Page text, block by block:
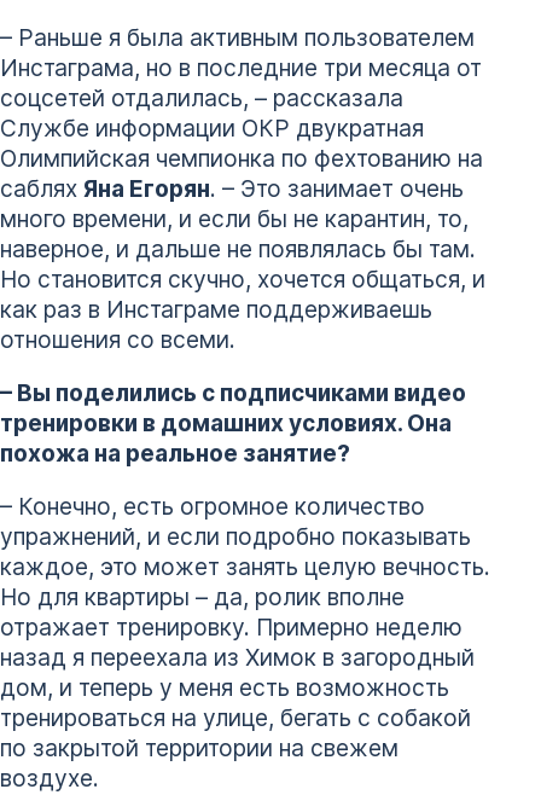
– Раньше я была активным пользователем
Инстаграма, но в последние три месяца от
соцсетей отдалилась, – рассказала
Службе информации ОКР двукратная
Олимпийская чемпионка по фехтованию на
саблях Яна Егорян. – Это занимает очень
много времени, и если бы не карантин, то,
наверное, и дальше не появлялась бы там.
Но становится скучно, хочется общаться, и
как раз в Инстаграме поддерживаешь
отношения со всеми.
– Вы поделились с подписчиками видео
тренировки в домашних условиях. Она
похожа на реальное занятие?
– Конечно, есть огромное количество
упражнений, и если подробно показывать
каждое, это может занять целую вечность.
Но для квартиры – да, ролик вполне
отражает тренировку. Примерно неделю
назад я переехала из Химок в загородный
дом, и теперь у меня есть возможность
тренироваться на улице, бегать с собакой
по закрытой территории на свежем
воздухе.